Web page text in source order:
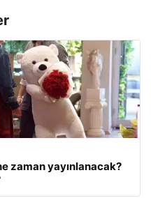
zaman yayınlanacak?